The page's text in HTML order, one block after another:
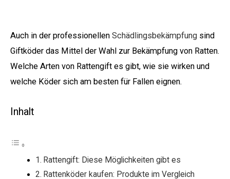
Auch in der professionellen Schädlingsbekämpfung sind
Giftköder das Mittel der Wahl zur Bekämpfung von Ratten.
Welche Arten von Rattengift es gibt, wie sie wirken und
welche Köder sich am besten für Fallen eignen.
Inhalt
Rattengift: Diese Möglichkeiten gibt es
Rattenköder kaufen: Produkte im Vergleich